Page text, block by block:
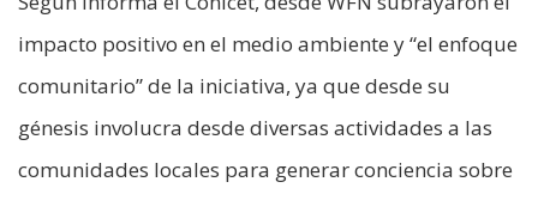
impacto positivo en el medio ambiente y “el enfoque
comunitario” de la iniciativa, ya que desde su
génesis involucra desde diversas actividades a las
comunidades locales para generar conciencia sobre